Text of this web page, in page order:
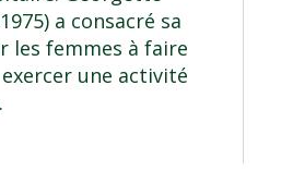
a consacré sa
les femmes à faire
une activité